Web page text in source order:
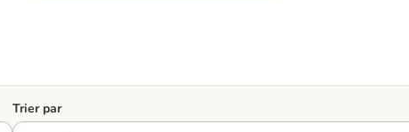
Trier par